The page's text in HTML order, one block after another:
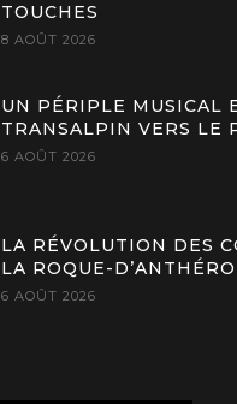
TOUCHES
8 AOÛT 2026
UN PÉRIPLE MUSICAL
TRANSALPIN VERS LE
6 AOÛT 2026
LA RÉVOLUTION DES
LA ROQUE-
6 AOÛT 2026